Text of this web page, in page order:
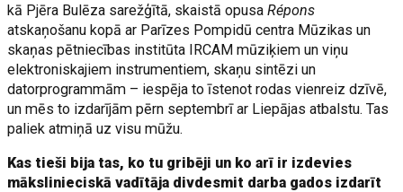
kā Pjēra Bulēza sarežģītā, skaistā opusaRépons
atskaņošanu kopā ar Parīzes Pompidū centra Mūzikas un
skaņas pētniecības institūta IRCAM mūziķiem un viņu
elektroniskajiem instrumentiem, skaņu sintēzi un
datorprogrammām – iespēja to īstenot rodas vienreiz dzīvē,
un mēs to izdarījām pērn septembrī ar Liepājas atbalstu. Tas
paliek atmiņā uz visu mūžu.
Kas tieši bija tas, ko tu gribēji un ko arī ir izdevies
mākslinieciskā vadītāja divdesmit darba gados izdarīt